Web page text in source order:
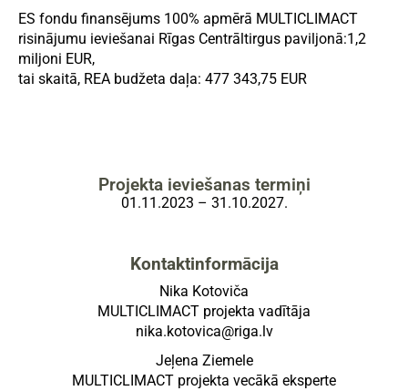
ES fondu finansējums 100% apmērā MULTICLIMACT
risinājumu ieviešanai Rīgas Centrāltirgus paviljonā:1,2
miljoni EUR,
tai skaitā, REA budžeta daļa: 477 343,75 EUR
Projekta ieviešanas termiņi
01.11.2023 – 31.10.2027.
Kontaktinformācija
Nika Kotoviča
MULTICLIMACT projekta vadītāja
nika.kotovica@riga.lv
Jeļena Ziemele
MULTICLIMACT projekta vecākā eksperte